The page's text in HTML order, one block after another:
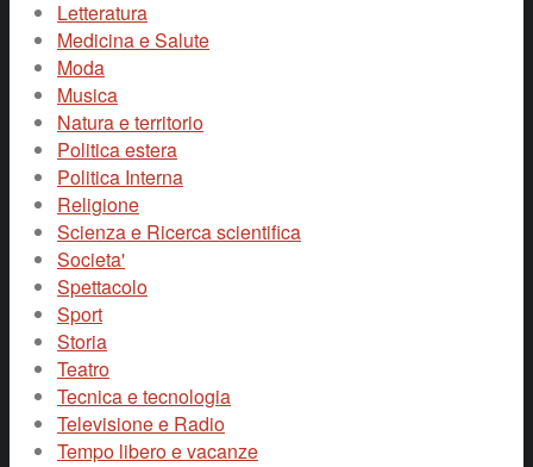
Letteratura
Medicina e Salute
Moda
Musica
Natura e territorio
Politica estera
Politica Interna
Religione
Scienza e Ricerca scientifica
Societa'
Spettacolo
Sport
Storia
Teatro
Tecnica e tecnologia
Televisione e Radio
Tempo libero e vacanze